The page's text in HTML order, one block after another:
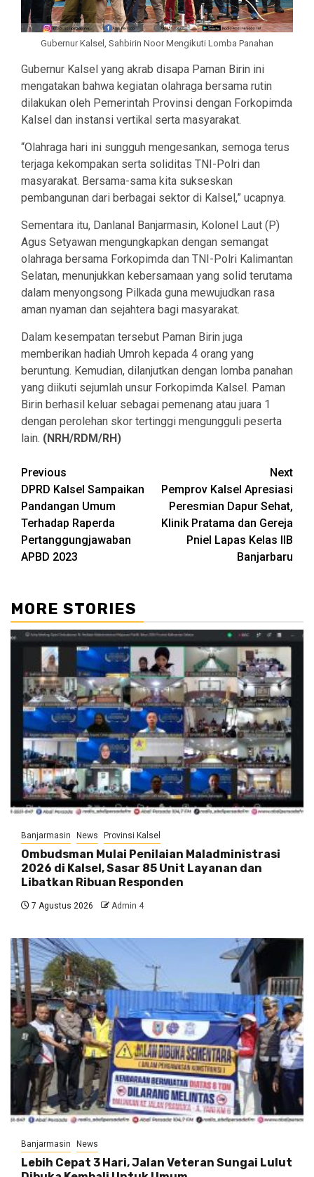
Gubernur Kalsel, Sahbirin Noor Mengikuti Lomba Panahan
Gubernur Kalsel yang akrab disapa Paman Birin ini
mengatakan bahwa kegiatan olahraga bersama rutin
dilakukan oleh Pemerintah Provinsi dengan Forkopimda
Kalsel dan instansi vertikal serta masyarakat.
“Olahraga hari ini sungguh mengesankan, semoga terus
terjaga kekompakan serta soliditas TNI-Polri dan
masyarakat. Bersama-sama kita sukseskan
pembangunan dari berbagai sektor di Kalsel,” ucapnya.
Sementara itu, Danlanal Banjarmasin, Kolonel Laut (P)
Agus Setyawan mengungkapkan dengan semangat
olahraga bersama Forkopimda dan TNI-Polri Kalimantan
Selatan, menunjukkan kebersamaan yang solid terutama
dalam menyongsong Pilkada guna mewujudkan rasa
aman nyaman dan sejahtera bagi masyarakat.
Dalam kesempatan tersebut Paman Birin juga
memberikan hadiah Umroh kepada 4 orang yang
beruntung. Kemudian, dilanjutkan dengan lomba panahan
yang diikuti sejumlah unsur Forkopimda Kalsel. Paman
Birin berhasil keluar sebagai pemenang atau juara 1
dengan perolehan skor tertinggi mengungguli peserta
lain. (NRH/RDM/RH)
Continue
Reading
Previous
DPRD Kalsel Sampaikan
Pandangan Umum
Terhadap Raperda
Pertanggungjawaban
APBD 2023
Next
Pemprov Kalsel Apresiasi
Peresmian Dapur Sehat,
Klinik Pratama dan Gereja
Pniel Lapas Kelas IIB
Banjarbaru
MORE STORIES
Banjarmasin News Provinsi Kalsel
Ombudsman Mulai Penilaian Maladministrasi
2026 di Kalsel, Sasar 85 Unit Layanan dan
Libatkan Ribuan Responden
7 Agustus 2026 Admin 4
Banjarmasin News
Lebih Cepat 3 Hari, Jalan Veteran Sungai Lulut